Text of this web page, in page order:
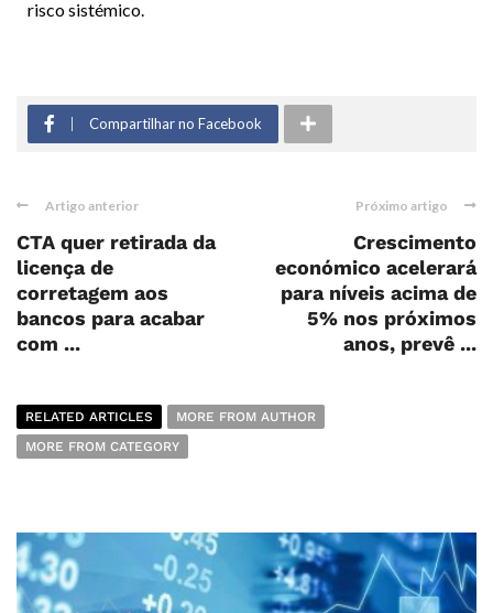
risco sistémico.
Compartilhar no Facebook
Artigo anterior
CTA quer retirada da
licença de
corretagem aos
bancos para acabar
com ...
Próximo artigo
Crescimento
económico acelerará
para níveis acima de
5% nos próximos
anos, prevê ...
RELATED ARTICLES
MORE FROM AUTHOR
MORE FROM CATEGORY